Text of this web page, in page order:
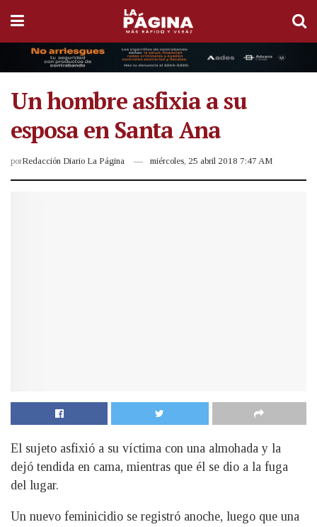
Un hombre asfixia a su
esposa en Santa Ana
porRedacción Diario La Página miércoles, 25 abril 2018 7:47 AM
El sujeto asfixió a su víctima con una almohada y la
dejó tendida en cama, mientras que él se dio a la fuga
del lugar.
Un nuevo feminicidio se registró anoche, luego que una